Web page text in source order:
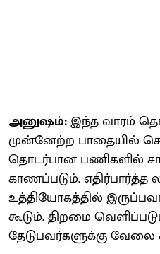
அனுஷம்:இந்த வாரம்
முன்னேற்ற பாதையில்
தொடர்பான பணிகளில்
காணப்படும். எதிர்பார்த்த
உத்தியோகத்தில்
கூடும். திறமை
தேடுபவர்களுக்கு வேலை